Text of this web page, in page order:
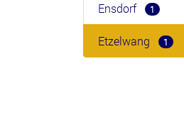
Ensdorf 1
Etzelwang 1